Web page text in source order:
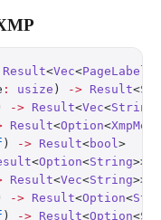
Result<Vec<
: usize ) -> Result<
-> Result<Vec<String
Result<Option<
) -> Result<bool>
<Option<String>>
Result<Vec<String>>
-> Result<Option<
) -> Result<Option<